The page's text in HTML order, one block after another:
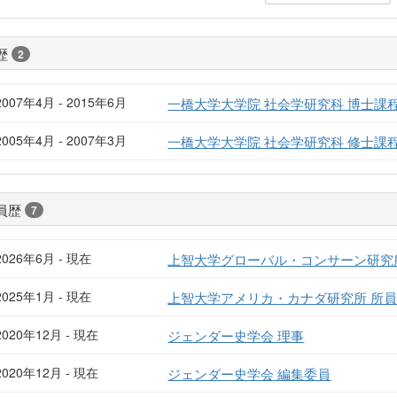
2
年4月 - 2015年6月 一橋大学大学院 社会学研究科 博士課
年4月 - 2007年3月 一橋大学大学院 社会学研究科 修士課
歴 7
年6月 - 現在 上智大学グローバル・コンサーン研究
年1月 - 現在 上智大学アメリカ・カナダ研究所 所員
年12月 - 現在 ジェンダー史学会 理事
年12月 - 現在 ジェンダー史学会 編集委員